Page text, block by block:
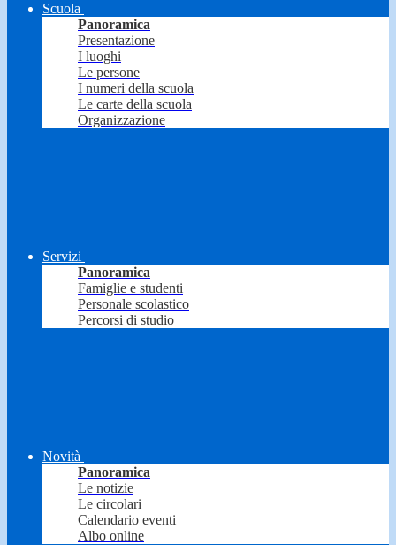
Scuola
Panoramica
Presentazione
I luoghi
Le persone
I numeri della scuola
Le carte della scuola
Organizzazione
Servizi
Panoramica
Famiglie e studenti
Personale scolastico
Percorsi di studio
Novità
Panoramica
Le notizie
Le circolari
Calendario eventi
Albo online